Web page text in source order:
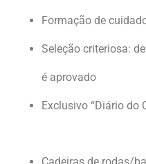
Formação de
Seleção criteriosa:
é aprovado
Exclusivo “Diário do